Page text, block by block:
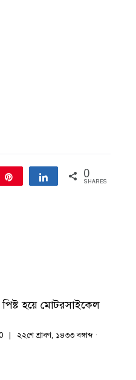
Share 0
SHARES
হয়ে মোটরসাইকেল
২২শে শ্রাবণ, ১৪৩৩ বঙ্গাব্দ ·